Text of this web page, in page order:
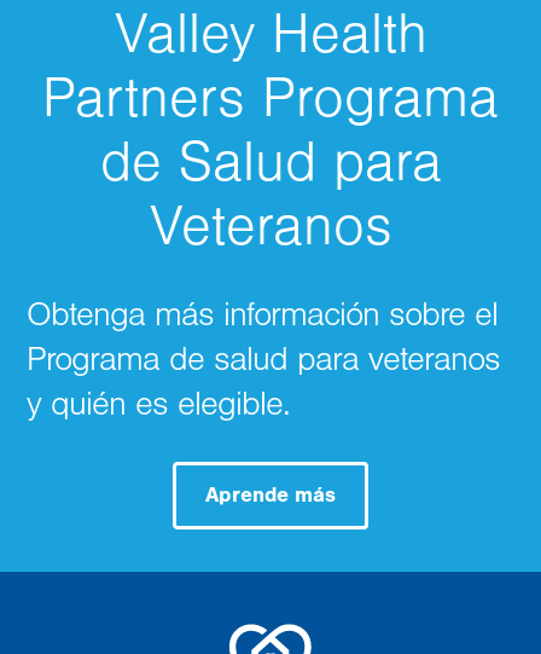
Valley Health
Partners Programa
de Salud para
Veteranos
Obtenga más información sobre el
Programa de salud para veteranos
y quién es elegible.
Aprende más